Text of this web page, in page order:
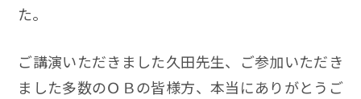
た。
ご講演いただきました久田先生、ご参加いただき
ました多数のＯＢの皆様方、本当にありがとうご